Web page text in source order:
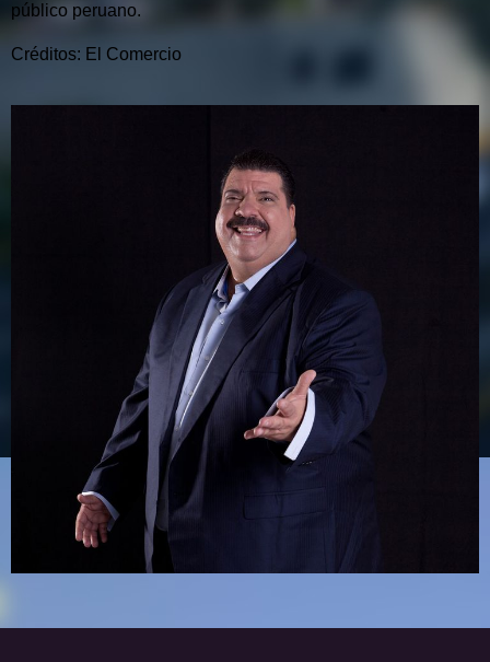
público peruano.
Créditos: El Comercio